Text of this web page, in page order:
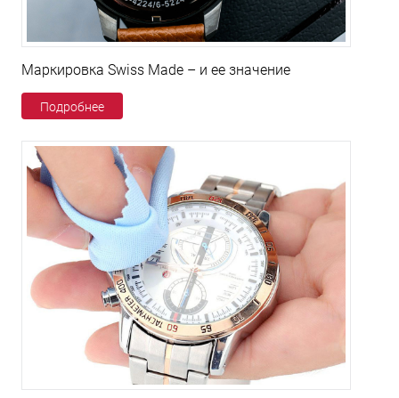
Маркировка Swiss Made – и ее значение
Подробнее